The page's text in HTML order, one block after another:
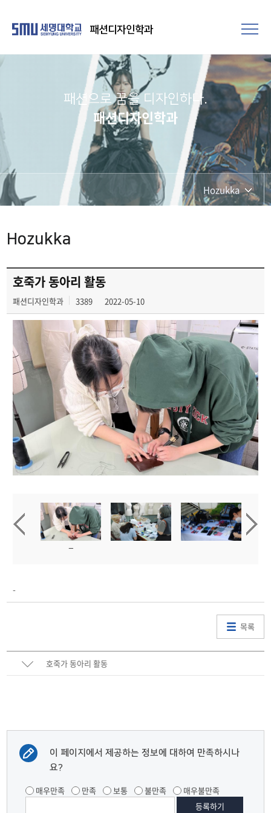
패션디자인학과
패션으로 꿈을 디자인하다.
패션디자인학과
Hozukka
Hozukka
호죽가 동아리 활동
패션디자인학과 3389 2022-05-10
-
목록
호죽가 동아리 활동
이 페이지에서 제공하는 정보에 대하여 만족하시나
요?
매우만족 만족 보통 불만족 매우불만족